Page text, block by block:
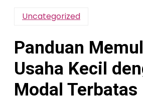
Uncategorized
Panduan
Usaha Kecil
Modal Terbatas